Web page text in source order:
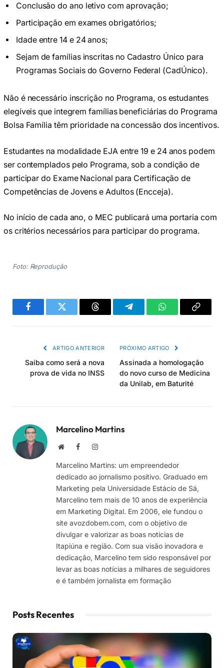
Conclusão do ano letivo com aprovação;
Participação em exames obrigatórios;
Idade entre 14 e 24 anos;
Sejam de famílias inscritas no Cadastro Único para
Programas Sociais do Governo Federal (CadÚnico).
Não é necessário inscrição no Programa, os estudantes
elegíveis que integrem famílias beneficiárias do Programa
Bolsa Família têm prioridade na concessão dos incentivos.
Estudantes na modalidade EJA entre 19 e 24 anos podem
ser contemplados pelo Programa, sob a condição de
participar do Exame Nacional para Certificação de
Competências de Jovens e Adultos (Encceja).
No início de cada ano, o MEC publicará uma portaria com
os critérios necessários para participar do programa.
Foto: Reprodução
FacebookTwitter Threads TelegramWhatsAppCopiar
ARTIGO ANTERIOR
Saiba como será a nova
prova de vida no INSS
PRÓXIMO ARTIGO
Assinada a homologação
do novo curso de Medicina
da Unilab, em Baturité
Marcelino Martins
Site FacebookInstagram
Marcelino Martins: um empreendedor
dedicado ao jornalismo positivo. Graduado em
Marketing pela Universidade Estácio de Sá,
Marcelino tem mais de 10 anos de experiência
em Marketing Digital. Em 2006, ele fundou o
site avozdobem.com, com o objetivo de
divulgar e valorizar as boas notícias de
Itapiúna e região. Com sua visão inovadora e
dedicação, Marcelino tem sido responsável por
levar as boas notícias a milhares de seguidores
e é também jornalista em formação
Posts Recentes